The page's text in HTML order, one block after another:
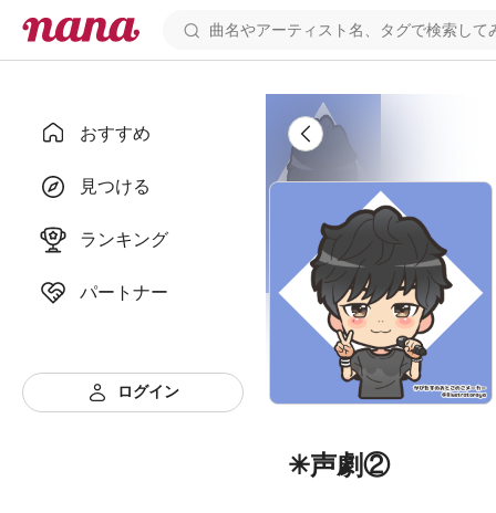
おすすめ
見つける
ランキング
パートナー
ログイン
✳声劇②